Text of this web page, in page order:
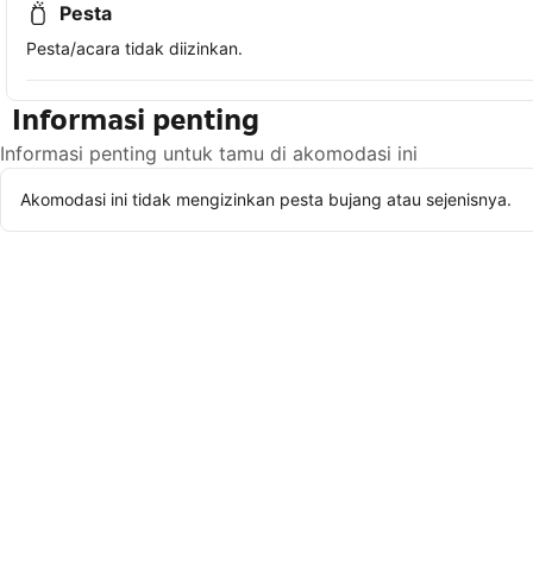
Pesta
Pesta/acara tidak diizinkan.
Informasi penting
Informasi penting untuk tamu di akomodasi ini
Akomodasi ini tidak mengizinkan pesta bujang atau sejenisnya.